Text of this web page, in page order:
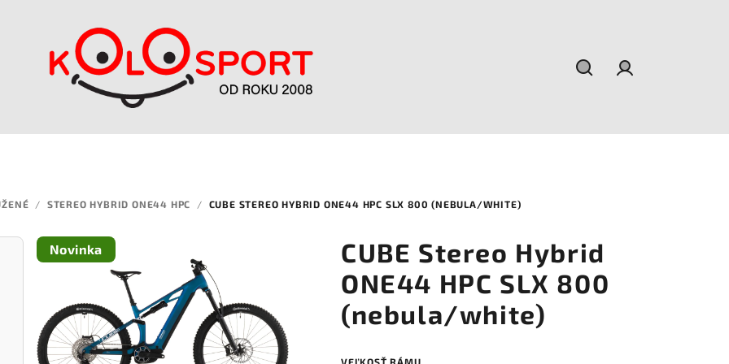
/ STEREO HYBRID ONE44 HPC / CUBE STEREO HYBRID ONE44 HPC SLX 800 (NEBULA/WHITE)
CUBE Stereo Hybrid
ONE44 HPC SLX 800
(nebula/white)
Novinka